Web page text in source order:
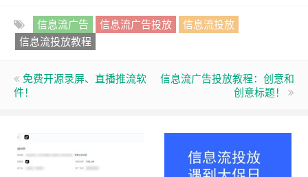
信息流广告 信息流广告投放
信息流投放
信息流投放教程
免费开源录屏、直播推流软
件！
信息流广告投放教程：创意和
创意标题！